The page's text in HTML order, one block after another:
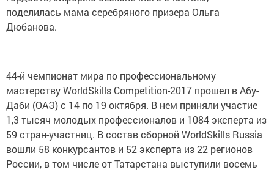
Напомним, что Вадим Поляков — выпускник
Казанского политехнического колледжа, студент
КНИТУ-КХТИ. Также по итогам чемпионата выпускник и
теперь уже сотрудник Казанского колледжа
информационных технологий и связи Павел Фадеев и
студент 4 курса Казанского колледжа